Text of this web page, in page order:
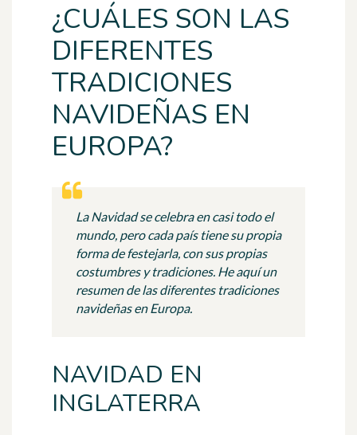
¿CUÁLES SON LAS
DIFERENTES
TRADICIONES
NAVIDEÑAS EN
EUROPA?
La Navidad se celebra en casi todo el
mundo, pero cada país tiene su propia
forma de festejarla, con sus propias
costumbres y tradiciones. He aquí un
resumen de las diferentes tradiciones
navideñas en Europa.
NAVIDAD EN
INGLATERRA